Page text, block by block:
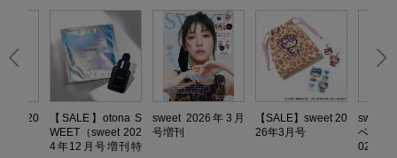
20
【SALE】otona S
WEET（sweet 202
4年12月号増刊特
sweet 2026年3月
号増刊
【SALE】sweet 20
26年3月号
sweet
ベスト
026AW